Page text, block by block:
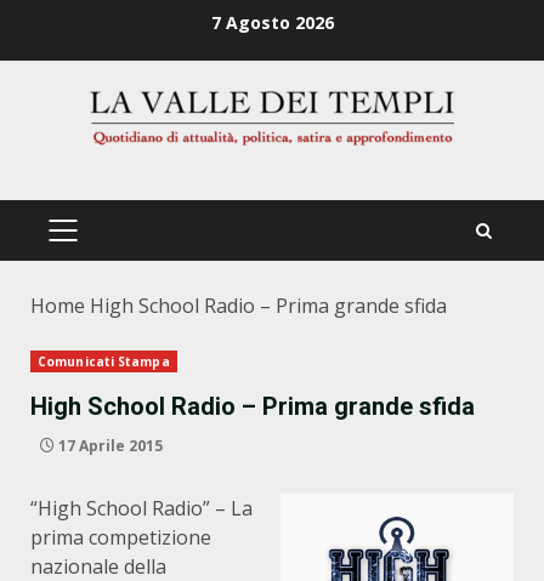
7 Agosto 2026
PRIMÄRES
Home High School Radio – Prima grande sfida
Comunicati Stampa
High School Radio – Prima grande sfida
17 Aprile 2015
“High School Radio” – La
prima competizione
nazionale della